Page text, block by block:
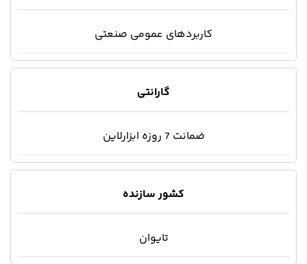
کاربردهای عمومی صنعتی
گارانتی
ضمانت 7 روزه ابزارلاین
کشور سازنده
تایوان